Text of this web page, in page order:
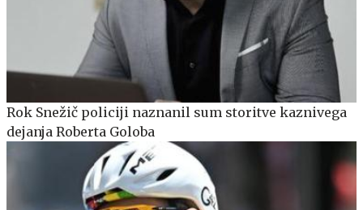
Rok Snežič policiji naznanil sum storitve kaznivega
dejanja Roberta Goloba